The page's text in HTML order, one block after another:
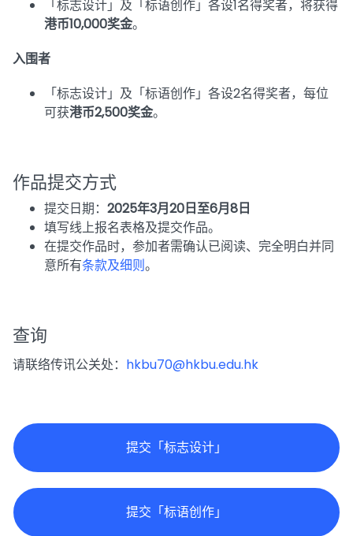
「标志设计」及「标语创作」各设1名得奖者，将获得
港币10,000奖金。
入围者
「标志设计」及「标语创作」各设2名得奖者，每位
可获港币2,500奖金。
作品提交方式
提交日期： 2025年3月20日至6月8日
填写线上报名表格及提交作品。
在提交作品时，参加者需确认已阅读、完全明白并同
意所有条款及细则。
查询
请联络传讯公关处： hkbu70@hkbu.edu.hk
提交「标志设计」
提交「标语创作」